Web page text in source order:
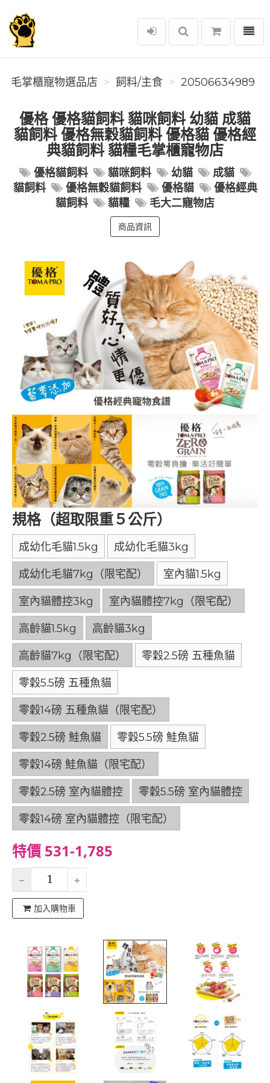
毛掌櫃寵物選品店
選單
毛掌櫃寵物選品店 飼料/主食 20506634989
優格 優格貓飼料 貓咪飼料 幼貓 成貓
貓飼料 優格無穀貓飼料 優格貓 優格經
典貓飼料 貓糧毛掌櫃寵物店
優格貓飼料 貓咪飼料 幼貓
成貓
貓飼料
優格無穀貓飼料 優格貓
優格經典
貓飼料
貓糧 毛大二寵物店
商品資訊
規格（超取限重５公斤）
成幼化毛貓1.5kg 成幼化毛貓3kg
成幼化毛貓7kg（限宅配） 室內貓1.5kg
室內貓體控3kg 室內貓體控7kg（限宅配）
高齡貓1.5kg 高齡貓3kg
高齡貓7kg（限宅配） 零穀2.5磅 五種魚貓
零穀5.5磅 五種魚貓
零穀14磅 五種魚貓（限宅配）
零穀2.5磅 鮭魚貓 零穀5.5磅 鮭魚貓
零穀14磅 鮭魚貓（限宅配）
零穀2.5磅 室內貓體控 零穀5.5磅 室內貓體控
零穀14磅 室內貓體控（限宅配）
特價 531-1,785
加入購物車